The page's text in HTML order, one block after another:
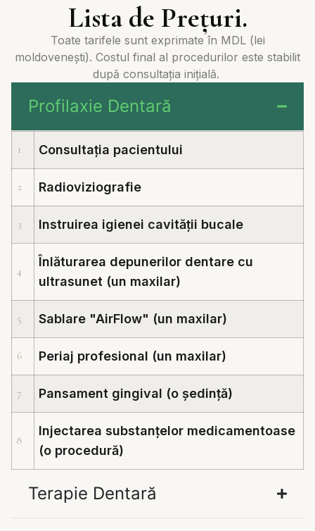
Lista de Prețuri.
Toate tarifele sunt exprimate în MDL (lei
moldovenești). Costul final al procedurilor este stabilit
după consultația inițială.
Profilaxie Dentară
1 Consultația pacientului
2 Radioviziografie
3 Instruirea igienei cavității bucale
4
Înlăturarea depunerilor dentare cu
ultrasunet (un maxilar)
5 Sablare "AirFlow" (un maxilar)
6 Periaj profesional (un maxilar)
7 Pansament gingival (o ședință)
8
Injectarea substanțelor medicamentoase
(o procedură)
Terapie Dentară